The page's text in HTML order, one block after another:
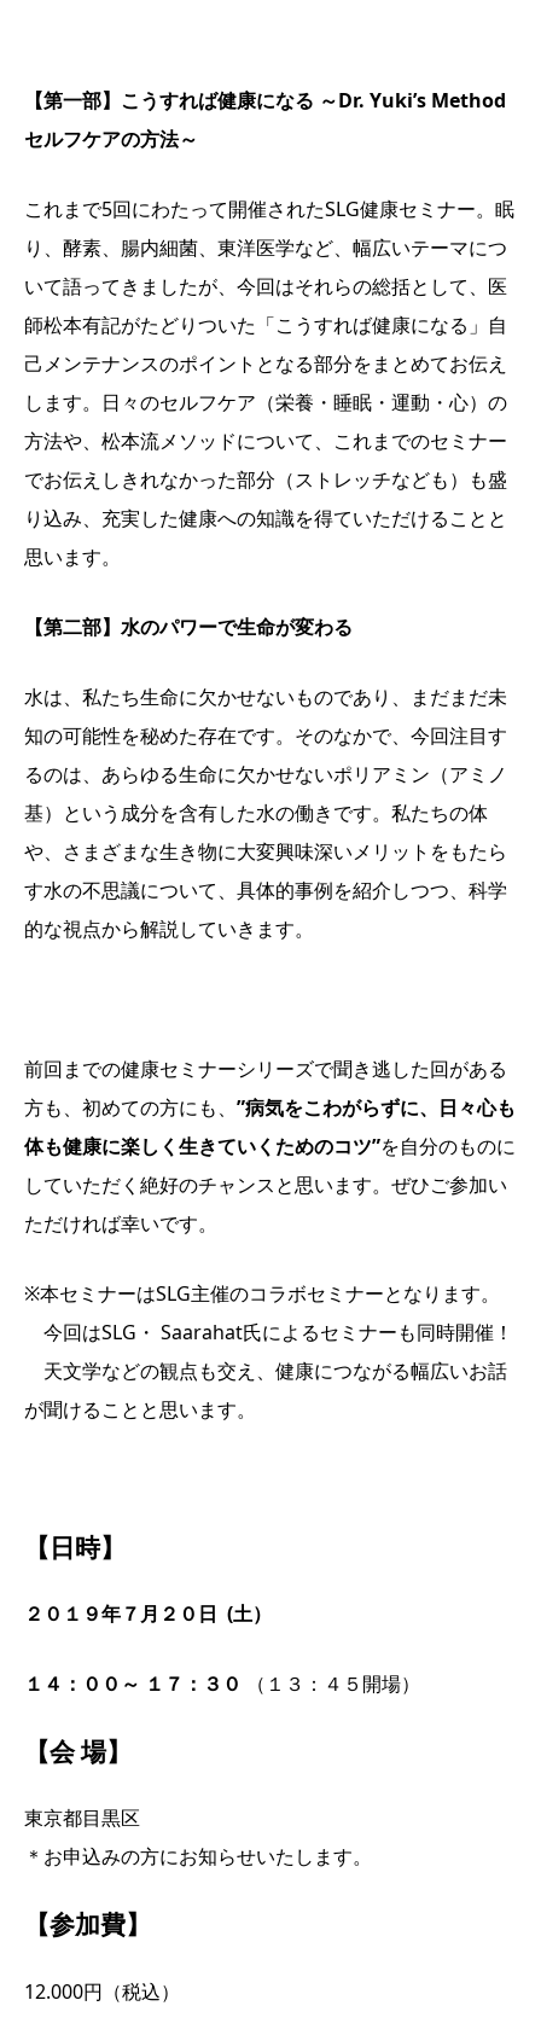
【第一部】こうすれば健康になる ～Dr. Yuki’s Method
セルフケアの方法～
これまで5回にわたって開催されたSLG健康セミナー。眠
り、酵素、腸内細菌、東洋医学など、幅広いテーマにつ
いて語ってきましたが、今回はそれらの総括として、医
師松本有記がたどりついた「こうすれば健康になる」自
己メンテナンスのポイントとなる部分をまとめてお伝え
します。日々のセルフケア（栄養・睡眠・運動・心）の
方法や、松本流メソッドについて、これまでのセミナー
でお伝えしきれなかった部分（ストレッチなども）も盛
り込み、充実した健康への知識を得ていただけることと
思います。
【第二部】水のパワーで生命が変わる
水は、私たち生命に欠かせないものであり、まだまだ未
知の可能性を秘めた存在です。そのなかで、今回注目す
るのは、あらゆる生命に欠かせないポリアミン（アミノ
基）という成分を含有した水の働きです。私たちの体
や、さまざまな生き物に大変興味深いメリットをもたら
す水の不思議について、具体的事例を紹介しつつ、科学
的な視点から解説していきます。
前回までの健康セミナーシリーズで聞き逃した回がある
方も、初めての方にも、 ”病気をこわがらずに、日々心も
体も健康に楽しく生きていくためのコツ”を自分のものに
していただく絶好のチャンスと思います。ぜひご参加い
ただければ幸いです。
※本セミナーはSLG主催のコラボセミナーとなります。
今回はSLG ・ Saarahat氏によるセミナーも同時開催！
天文学などの観点も交え、健康につながる幅広いお話
が聞けることと思います。
【日時】
２０１９年７月２０日 (土）
１４：００～ １７：３０ （１３：４５開場）
【会 場】
東京都目黒区
＊お申込みの方にお知らせいたします。
【参加費】
12.000円（税込）